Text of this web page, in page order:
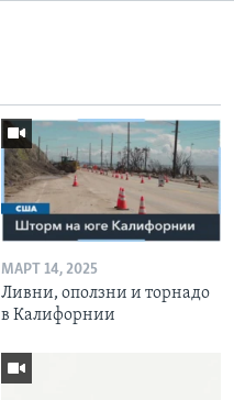
МАРТ 14, 2025
Ливни, оползни и торнадо
в Калифорнии